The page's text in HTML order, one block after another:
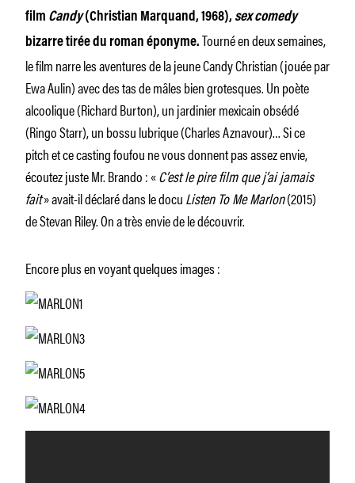
film Candy(Christian Marquand, 1968), sex comedy
bizarre tirée du roman éponyme. Tourné en deux semaines,
le film narre les aventures de la jeune Candy Christian (jouée par
Ewa Aulin) avec des tas de mâles bien grotesques. Un poète
alcoolique (Richard Burton), un jardinier mexicain obsédé
(Ringo Starr), un bossu lubrique (Charles Aznavour)… Si ce
pitch et ce casting foufou ne vous donnent pas assez envie,
écoutez juste Mr. Brando : «C’est le pire film que j’ai jamais
fait» avait-il déclaré dans le docuListen To Me Marlon(2015)
de Stevan Riley. On a très envie de le découvrir.
Encore plus en voyant quelques images :